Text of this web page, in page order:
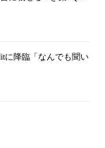
に降臨「なんでも聞い